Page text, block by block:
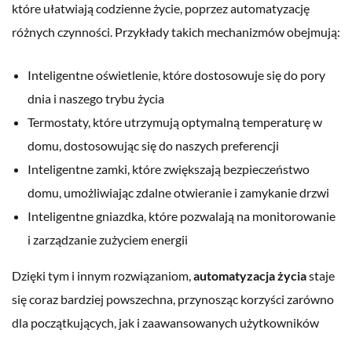
które ułatwiają codzienne życie, poprzez automatyzację
różnych czynności. Przykłady takich mechanizmów obejmują:
Inteligentne oświetlenie, które dostosowuje się do pory
dnia i naszego trybu życia
Termostaty, które utrzymują optymalną temperaturę w
domu, dostosowując się do naszych preferencji
Inteligentne zamki, które zwiększają bezpieczeństwo
domu, umożliwiając zdalne otwieranie i zamykanie drzwi
Inteligentne gniazdka, które pozwalają na monitorowanie
i zarządzanie zużyciem energii
Dzięki tym i innym rozwiązaniom,automatyzacja życiastaje
się coraz bardziej powszechna, przynosząc korzyści zarówno
dla początkujących, jak i zaawansowanych użytkowników